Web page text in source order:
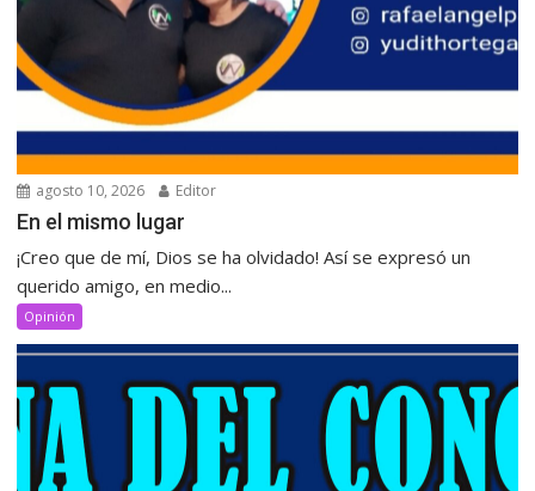
agosto 10, 2026 Editor
‎En el mismo lugar
‎¡Creo que de mí, Dios se ha olvidado! Así se expresó un
querido amigo, en medio...
Opinión